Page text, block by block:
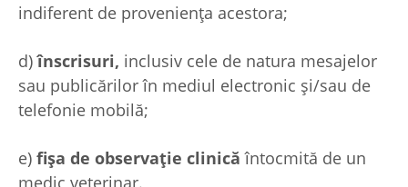
indiferent de proveniența acestora;
d)înscrisuri, inclusiv cele de natura mesajelor
sau publicărilor în mediul electronic și/sau de
telefonie mobilă;
e) fișa de observație clinică întocmită de un
medic veterinar.